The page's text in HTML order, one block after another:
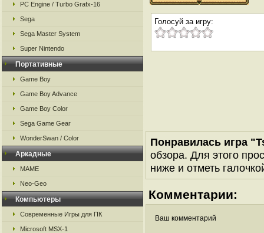
PC Engine / Turbo Grafx-16
Sega
Sega Master System
Super Nintendo
Портативные
Game Boy
Game Boy Advance
Game Boy Color
Sega Game Gear
WonderSwan / Color
Аркадные
MAME
Neo-Geo
Компьютеры
Современные Игры для ПК
Microsoft MSX-1
Голосуй за игру:
Понравилась игра
обзора. Для этого
ниже и отметь
Комментарии:
Ваш комментарий